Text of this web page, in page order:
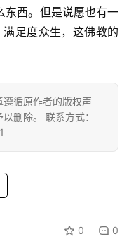
东西。但是说愿也有一
足度众生，这佛教的
循原作者的版权声
删除。 联系方式：
0 0